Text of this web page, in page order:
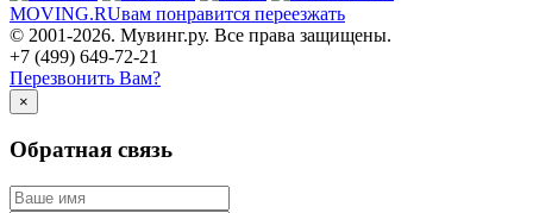
MOVING.RUвам понравится переезжать
© 2001-2026. Мувинг.ру. Все права защищены.
+7 (499) 649-72-21
Перезвонить Вам?
×
Обратная связь